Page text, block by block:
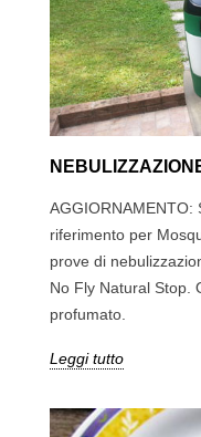
AGGIORNAMENTO:
riferimento per
prove di
No Fly Natural Stop.
profumato.
Leggi tutto